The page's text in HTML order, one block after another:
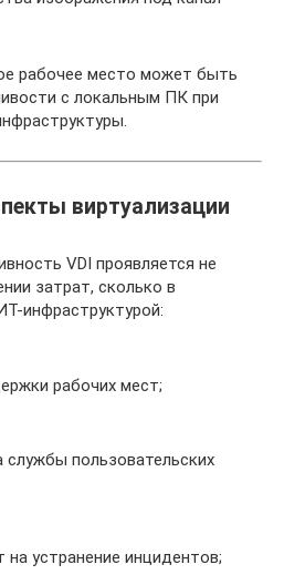
рабочее место может быть
с локальным ПК при
виртуализации
VDI проявляется не
затрат, сколько в
инфраструктурой:
рабочих мест;
службы пользовательских
на устранение инцидентов;